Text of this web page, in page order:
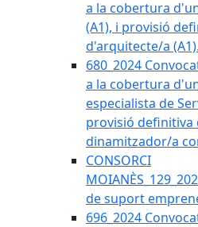
a la cobertura
(A1), i provisió
d'arquitecte/a (A1).
680_2024
a la cobertura
especialista de
provisió definitiva
dinamitzador/a
CONSORCI
de suport
696_2024